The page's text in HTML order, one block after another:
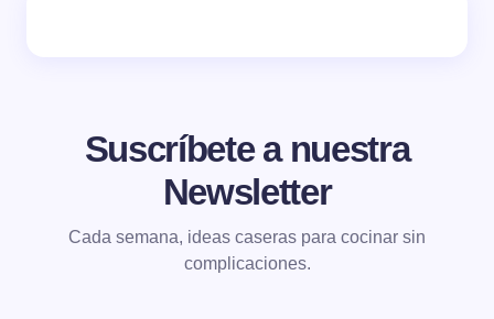
Suscríbete a nuestra
Newsletter
Cada semana, ideas caseras para cocinar sin
complicaciones.